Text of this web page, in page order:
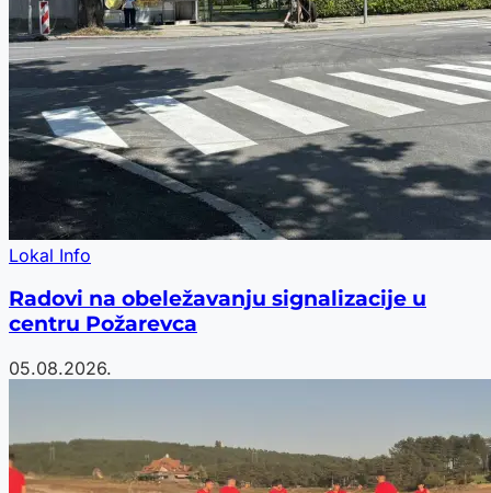
Lokal Info
Radovi na obeležavanju signalizacije u
centru Požarevca
05.08.2026.